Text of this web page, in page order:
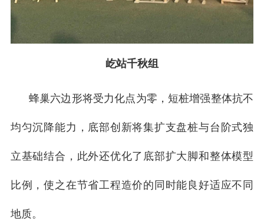
屹站千秋组
蜂巢六边形将受力化点为零，短桩增强整体抗不
均匀沉降能力，底部创新将集扩支盘桩与台阶式独
立基础结合，此外还优化了底部扩大脚和整体模型
比例，使之在节省工程造价的同时能良好适应不同
地质。